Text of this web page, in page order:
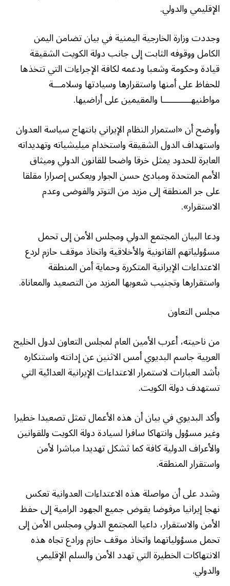
الإقليمي والدولي.
وجددت وزارة الخارجية اليمنية في بيان تضامن اليمن
الكامل ووقوفه الثابت إلى جانب دولة الكويت الشقيقة
قيادة وحكومة وشعبا ودعمه لكافة الإجراءات التي تتخذها
للحفاظ على أمنها واستقرارها وسيادتها وسلامـــة
مواطنيهـــــــــــا والمقيمين على أراضيها.
وأوضح أن «استمرار النظام الإيراني بانتهاج سياسة العدوان
واستهداف الدول الشقيقة واستخدام ميليشياته وتهديداته
العابرة للحدود يمثل خرقا واضحا للقانون الدولي وميثاق
الأمم المتحدة ومبادئ حسن الجوار ويعكس إصرارا مقلقا
على جر المنطقة إلى مزيد من التوتر والفوضى وعدم
الاستقرار».
ودعا البيان المجتمع الدولي ومجلس الأمن إلى تحمل
مسؤولياتهم القانونية والأخلاقية واتخاذ موقف حازم لردع
الاعتداءات الإيرانية المتكررة وحماية أمن المنطقة
واستقرارها وتجنيب شعوبها المزيد من التصعيد والمعاناة.
مجلس التعاون
من ناحيته، أعرب الأمين العام لمجلس التعاون لدول الخليج
العربية جاسم البديوي أمس الاثنين عن إدانته واستنكاره
بأشد العبارات لاستمرار الاعتداءات الإيرانية العدائية التي
تستهدف دولة الكويت.
وأكد البديوي في بيان أن هذه الأعمال تمثل تصعيدا خطيرا
وغير مسؤول وانتهاكا سافرا لسيادة دولة الكويت وللقوانين
والأعراف الدولية كافة كما ثشكل تهديدا مباشرا لأمن
واستقرار المنطقة.
وشدد على أن مواصلة هذه الاعتداءات العدوانية تعكس
نهجا إيرانيا مرفوضا يقوض جميع الجهود الرامية إلى حفظ
الأمن والاستقرار، داعيا المجتمع الدولي ومجلس الأمن إلى
تحمل مسؤولياتهما واتخاذ موقف حازم ورادع تجاه هذه
الانتهاكات الخطيرة التي تهدد الأمن والسلم الإقليمي
والدولي.